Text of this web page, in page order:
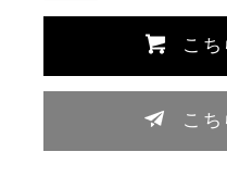
こ
こ